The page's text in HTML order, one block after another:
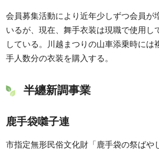
会員募集活動により近年少しずつ会員が
いるが、現在、舞手衣装は現職で使用し
している。川越まつりの山車添乗時には
手人数分の衣装を購入する。
半纏新調事業
鹿手袋囃子連
市指定無形民俗文化財「鹿手袋の祭ばや